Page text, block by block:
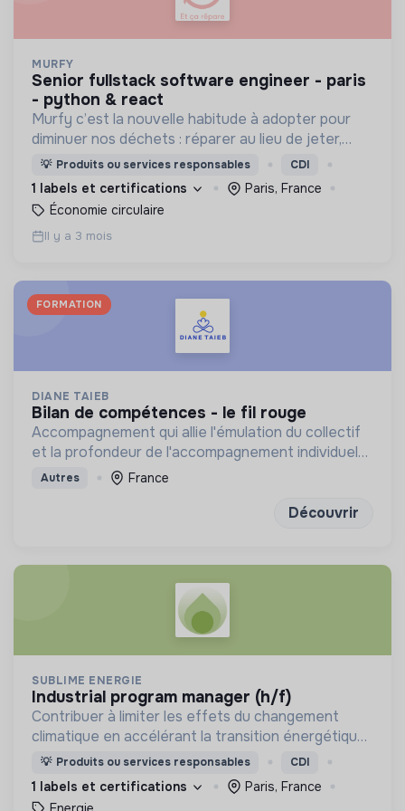
MURFY
senior fullstack software engineer - paris
- python & react
Murfy c’est la nouvelle habitude à adopter pour
diminuer nos déchets : réparer au lieu de jeter,
remettre en état pour prolonger la durée de vie
de nos appareils et s’équiper en reconditionné.
💡 Produits ou services responsables CDI
1 labels et certifications
Paris, France
Économie circulaire
Il y a 3 mois
FORMATION
DIANE TAIEB
bilan de compétences - le fil rouge
Accompagnement qui allie l'émulation du collectif
et la profondeur de l'accompagnement individuel
pour construire sa prochaine étape avec
Autres France
Découvrir
SUBLIME ENERGIE
industrial program manager (h/f)
Contribuer à limiter les effets du changement
climatique en accélérant la transition énergétique
vers des énergies à émission bas carbone par la
promotion des gaz renouvelables.
💡 Produits ou services responsables CDI
1 labels et certifications
Paris, France